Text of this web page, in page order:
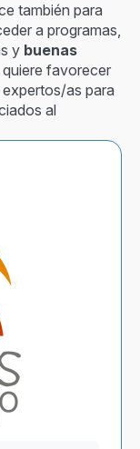
también para
a programas,
y buenas
quiere favorecer
as para
al